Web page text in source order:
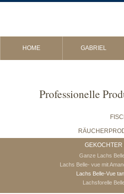
HOME GABRIEL
Professionelle
GEKOCHTER
Ganze Lachs
Lachs Belle- vue mit
Lachs Belle-Vue
Lachsforelle